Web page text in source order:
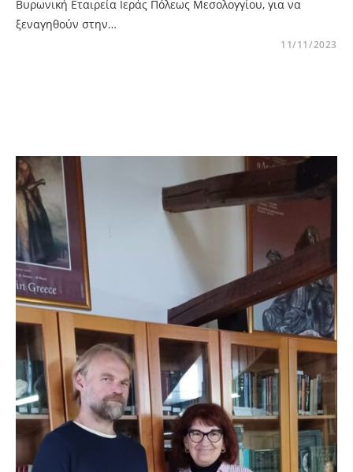
Βυρωνική Εταιρεία Ιεράς Πόλεως Μεσολογγίου, για να
ξεναγηθούν στην…
11/11/2023